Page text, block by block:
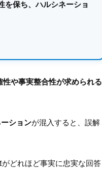
保ち、ハルシネーショ
性や事実整合性が求められる
ションが混入すると、誤解
どれほど事実に忠実な回答